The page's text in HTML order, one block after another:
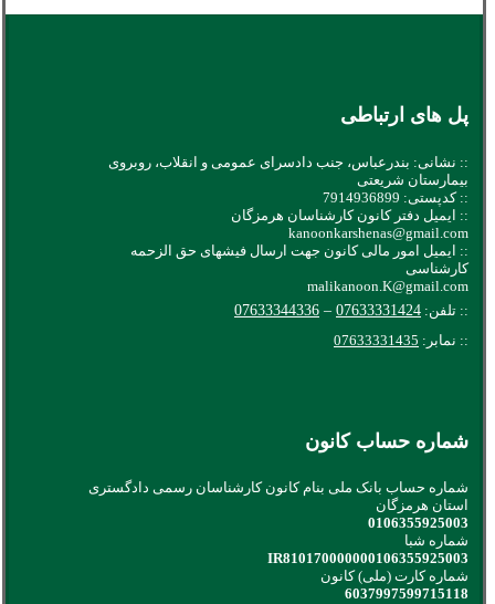
پل های ارتباطی
:: نشانی: بندرعباس، جنب دادسرای عمومی و انقلاب، روبروی
بیمارستان شریعتی
:: کدپستی: 7914936899
:: ایمیل دفتر کانون کارشناسان هرمزگان
kanoonkarshenas@gmail.com
:: ایمیل امور مالی کانون جهت ارسال فیشهای حق الزحمه
کارشناسی
malikanoon.K@gmail.com
:: تلفن: 07633331424
–
07633344336
:: نمابر: 07633331435
شماره حساب کانون
شماره حساب بانک ملی بنام کانون کارشناسان رسمی دادگستری
استان هرمزگان
0106355925003
شماره شبا
IR810170000000106355925003
شماره کارت (ملی) کانون
6037997599715118